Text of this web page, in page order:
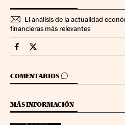
El análisis de la actualidad
financieras más relevantes
Companias Cinco Días en
Companias Cinco Días en
COMENTARIOS
IR A LOS COMENTARIOS
MÁS INFORMACIÓN